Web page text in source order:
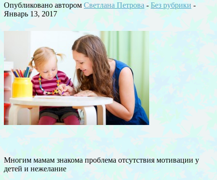
Опубликовано автором Светлана Петрова - Без рубрики -
Январь 13, 2017
Многим мамам знакома проблема отсутствия мотивации у
детей и нежелание